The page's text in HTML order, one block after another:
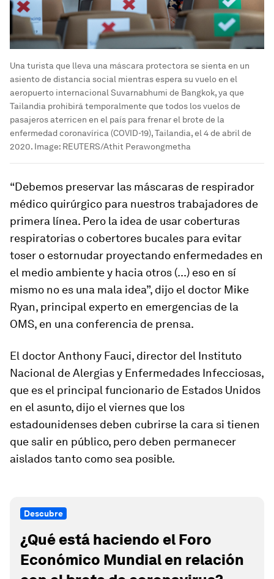
Una turista que lleva una máscara protectora se sienta en un
asiento de distancia social mientras espera su vuelo en el
aeropuerto internacional Suvarnabhumi de Bangkok, ya que
Tailandia prohibirá temporalmente que todos los vuelos de
pasajeros aterricen en el país para frenar el brote de la
enfermedad coronavírica (COVID-19), Tailandia, el 4 de abril de
2020. Image: REUTERS/Athit Perawongmetha
“Debemos preservar las máscaras de respirador
médico quirúrgico para nuestros trabajadores de
primera línea. Pero la idea de usar coberturas
respiratorias o cobertores bucales para evitar
toser o estornudar proyectando enfermedades en
el medio ambiente y hacia otros (...) eso en sí
mismo no es una mala idea”, dijo el doctor Mike
Ryan, principal experto en emergencias de la
OMS, en una conferencia de prensa.
El doctor Anthony Fauci, director del Instituto
Nacional de Alergias y Enfermedades Infecciosas,
que es el principal funcionario de Estados Unidos
en el asunto, dijo el viernes que los
estadounidenses deben cubrirse la cara si tienen
que salir en público, pero deben permanecer
aislados tanto como sea posible.
Descubre
¿Qué está haciendo el Foro
Económico Mundial en relación